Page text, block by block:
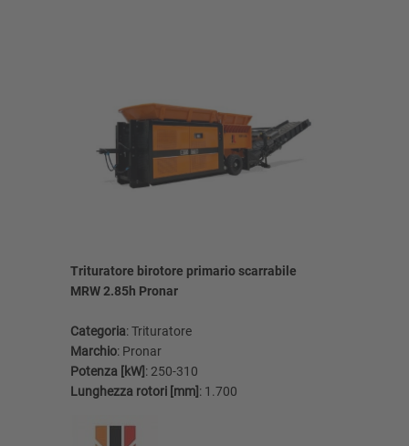
Trituratore birotore primario scarrabile
MRW 2.85h Pronar
Categoria: Trituratore
Marchio: Pronar
Potenza [kW]: 250-310
Lunghezza rotori [mm]: 1.700